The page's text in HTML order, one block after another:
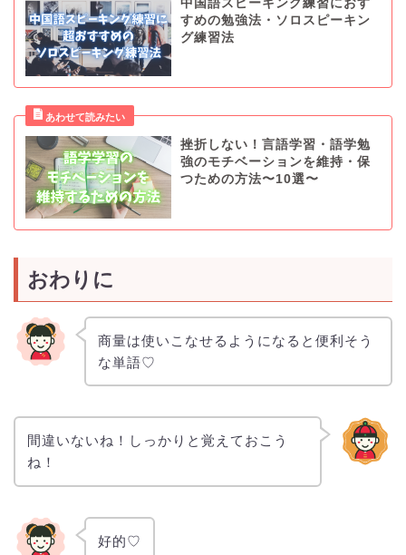
中国語スピーキング練習におす
すめの勉強法・ソロスピーキン
グ練習法
挫折しない！言語学習・語学勉
強のモチベーションを維持・保
つための方法〜10選〜
おわりに
商量は使いこなせるようになると便利そう
な単語♡
間違いないね！しっかりと覚えておこう
ね！
好的♡